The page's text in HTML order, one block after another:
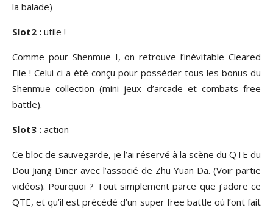
la balade)
Slot2 : utile !
Comme pour Shenmue I, on retrouve l’inévitable Cleared
File ! Celui ci a été conçu pour posséder tous les bonus du
Shenmue collection (mini jeux d’arcade et combats free
battle).
Slot3 : action
Ce bloc de sauvegarde, je l’ai réservé à la scène du QTE du
Dou Jiang Diner avec l’associé de Zhu Yuan Da. (Voir partie
vidéos). Pourquoi ? Tout simplement parce que j’adore ce
QTE, et qu’il est précédé d’un super free battle où l’ont fait